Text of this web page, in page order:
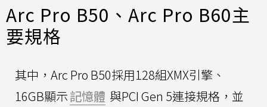
Arc Pro B50、Arc Pro B60主
要規格
其中，Arc Pro B50採用128組XMX引擎、
16GB顯示記憶體 與PCI Gen 5連接規格，並